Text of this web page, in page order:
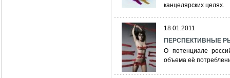
канцелярских целях.
18.01.2011
ПЕРСПЕКТИВНЫЕ
О потенциале
объема её